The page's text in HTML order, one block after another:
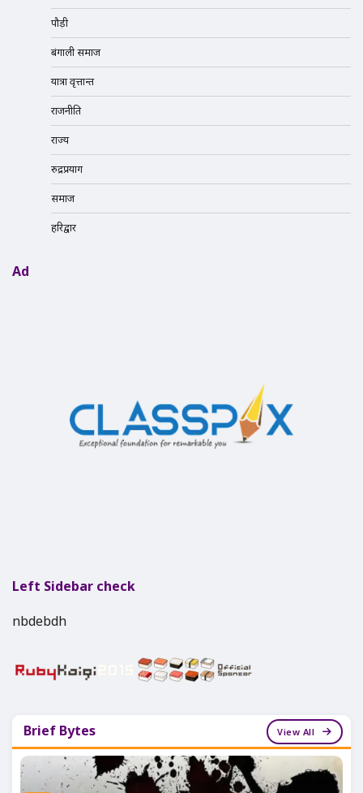
पौड़ी
बंगाली समाज
यात्रा वृत्तान्त
राजनीति
राज्य
रुद्रप्रयाग
समाज
हरिद्वार
Ad
Left Sidebar check
nbdebdh
Brief Bytes View All